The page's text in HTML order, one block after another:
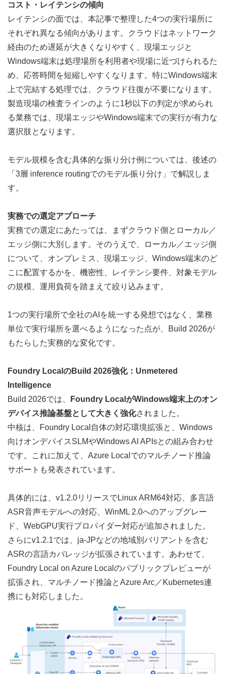
コスト・レイテンシの傾向
レイテンシの面では、本記事で整理した4つの実行場所に
それぞれ異なる傾向があります。クラウドはネットワーク
経由のため遅延が大きくなりやすく、現場エッジと
Windows端末は処理場所を利用者や現場に近づけられるた
め、応答時間を短縮しやすくなります。特にWindows端末
上で完結する処理では、クラウド往復が不要になります。
製造現場の検査ラインのように1秒以下の判定が求められ
る業務では、現場エッジやWindows端末での実行が有力な
選択肢となります。
モデル規模を含む具体的な振り分け例については、後述の
「3層 inference routingでのモデル振り分け」で解説しま
す。
実務での選定アプローチ
実務での選定にあたっては、まずクラウド側とローカル／
エッジ側に大別します。そのうえで、ローカル／エッジ側
について、オンプレミス、現場エッジ、Windows端末のど
こに配置するかを、機密性、レイテンシ要件、対象モデル
の規模、運用負荷を踏まえて絞り込みます。
1つの実行場所で全社のAIを統一する発想ではなく、業務
単位で実行場所を選べるようになった点が、Build 2026が
もたらした実務的な変化です。
Foundry LocalのBuild 2026強化：Unmetered
Intelligence
Build 2026では、
Foundry LocalがWindows端末上のオン
デバイス推論基盤として大きく強化されました。
中核は、Foundry Local自体の対応環境拡張と、Windows
向けオンデバイスSLMやWindows AI APIsとの組み合わせ
です。これに加えて、Azure Localでのマルチノード推論
サポートも発表されています。
具体的には、 v1.2.0リリースでLinux ARM64対応、多言語
ASR音声モデルへの対応、WinML 2.0へのアップグレー
ド、WebGPU実行プロバイダー対応が追加されました。
さらにv1.2.1では、ja-JPなどの地域別バリアントを含む
ASRの言語カバレッジが拡張されています。あわせて、
Foundry Local on Azure Local のパブリックプレビューが
拡張され、マルチノード推論とAzure Arc／Kubernetes連
携にも対応しました。